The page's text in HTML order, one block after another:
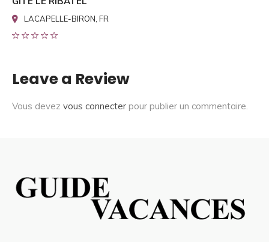
LACAPELLE-BIRON, FR
Leave a Review
Vous devez vous connecter pour publier un commentaire.